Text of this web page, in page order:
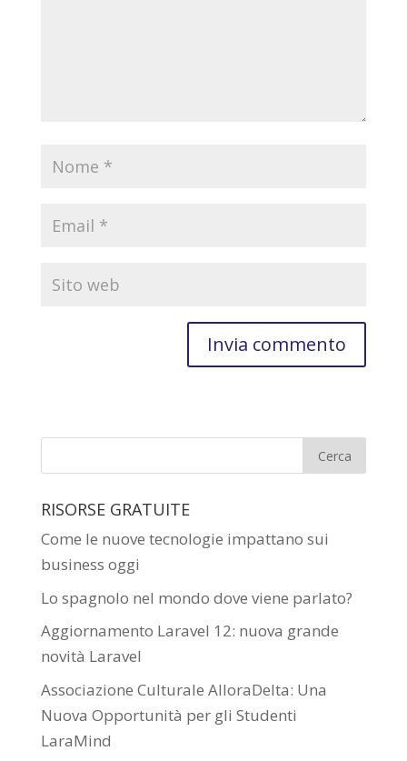
RISORSE GRATUITE
Come le nuove tecnologie impattano sui
business oggi
Lo spagnolo nel mondo dove viene parlato?
Aggiornamento Laravel 12: nuova grande
novità Laravel
Associazione Culturale AlloraDelta: Una
Nuova Opportunità per gli Studenti
LaraMind